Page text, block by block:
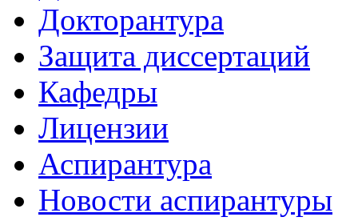
Докторантура
Защита диссертаций
Кафедры
Лицензии
Аспирантура
Новости аспирантуры